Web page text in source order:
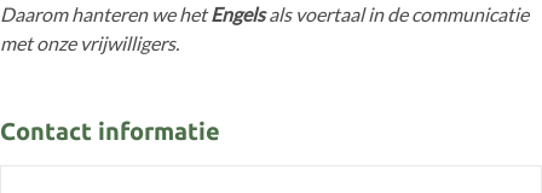
Daarom hanteren we hetEngelsals voertaal in de communicatie
met onze vrijwilligers.
Contact informatie